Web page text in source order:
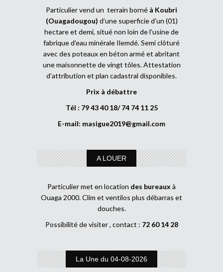
Particulier vend un terrain borné à Koubri
(Ouagadougou) d’une superficie d’un (01)
hectare et demi, situé non loin de l’usine de
fabrique d’eau minérale Ilemdé. Semi clôturé
avec des poteaux en béton armé et abritant
une maisonnette de vingt tôles. Attestation
d’attribution et plan cadastral disponibles.
Prix à débattre
Tél : 79 43 40 18/ 74 74 11 25
E-mail: masigue2019@gmail.com
A LOUER
Particulier met en location des bureaux à
Ouaga 2000. Clim et ventilos plus débarras et
douches.
Possibilité de visiter , contact : 72 60 14 28
La Une du 04-08-2026